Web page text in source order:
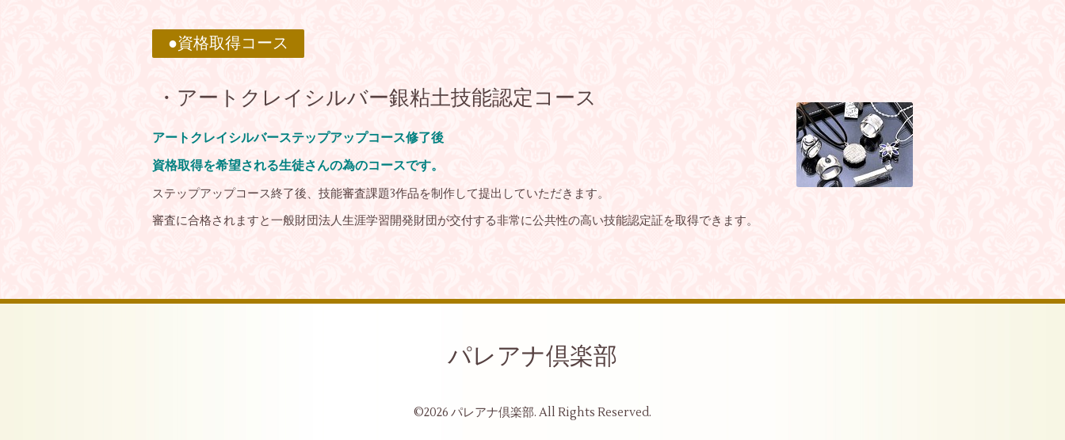
●資格取得コース
・アートクレイシルバー銀粘土技能認定コース
アートクレイシルバーステップアップコース修了後
資格取得を希望される生徒さんの為のコースです。
ステップアップコース終了後、技能審査課題3作品を制作して提出していただきます。
審査に合格されますと一般財団法人生涯学習開発財団が交付する非常に公共性の高い技能認定証を取得できます。
パレアナ倶楽部
©2026 パレアナ倶楽部. All Rights Reserved.